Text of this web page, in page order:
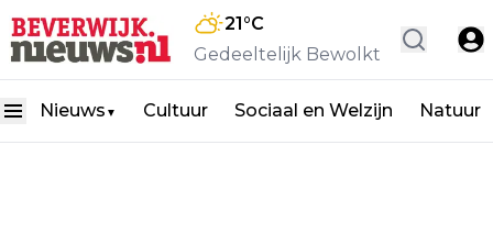
21°C
Gedeeltelijk Bewolkt
Nieuws ▼ Cultuur Sociaal en Welzijn Natuur